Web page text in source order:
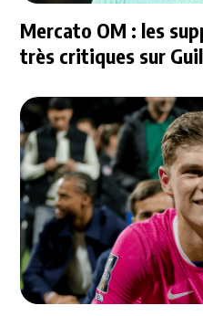
Mercato OM : les
très critiques sur